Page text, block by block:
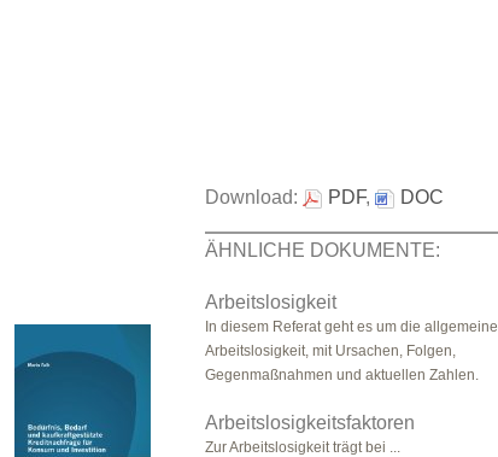
Download: PDF, DOC
ÄHNLICHE DOKUMENTE:
Arbeitslosigkeit
In diesem Referat geht es um die allgemeine
Arbeitslosigkeit, mit Ursachen, Folgen,
Gegenmaßnahmen und aktuellen Zahlen.
Arbeitslosigkeitsfaktoren
Zur Arbeitslosigkeit trägt bei ...